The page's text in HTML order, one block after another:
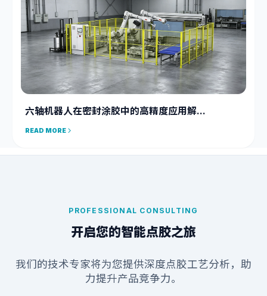
六轴机器人在密封涂胶中的高精度应用解...
READ MORE
PROFESSIONAL CONSULTING
开启您的智能点胶之旅
我们的技术专家将为您提供深度点胶工艺分析，助
力提升产品竞争力。